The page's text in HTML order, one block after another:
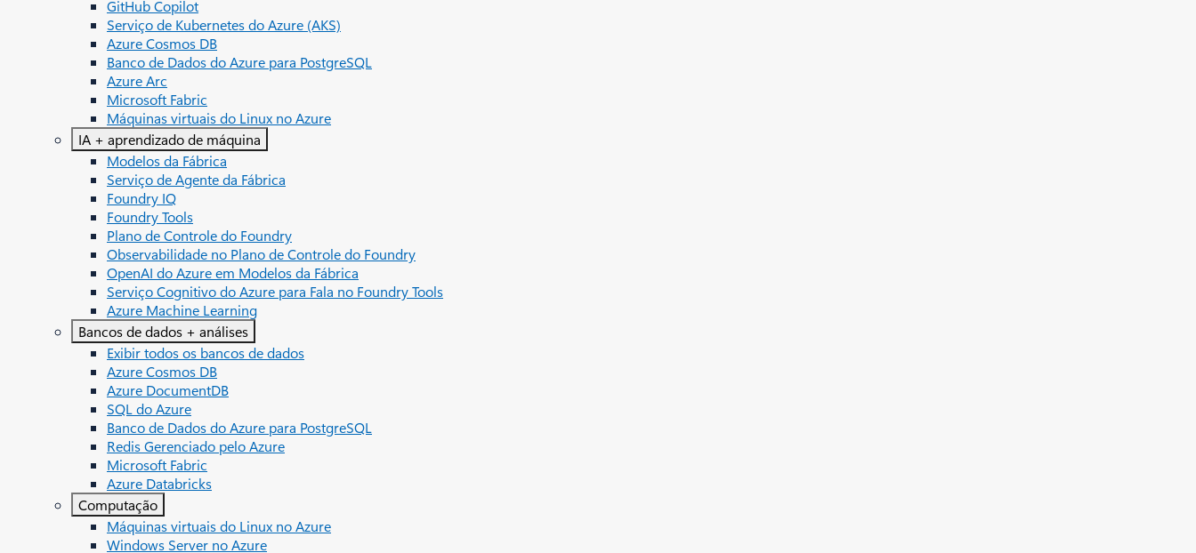
GitHub Copilot
Serviço de Kubernetes do Azure (AKS)
Azure Cosmos DB
Banco de Dados do Azure para PostgreSQL
Azure Arc​
Microsoft Fabric
Máquinas virtuais do Linux no Azure
IA + aprendizado de máquina
Modelos da Fábrica
Serviço de Agente da Fábrica
Foundry IQ
Foundry Tools
Plano de Controle do Foundry
Observabilidade no Plano de Controle do Foundry
OpenAI do Azure em Modelos da Fábrica
Serviço Cognitivo do Azure para Fala no Foundry Tools
Azure Machine Learning
Bancos de dados + análises
Exibir todos os bancos de dados
Azure Cosmos DB
Azure DocumentDB
SQL do Azure
Banco de Dados do Azure para PostgreSQL
Redis Gerenciado pelo Azure
Microsoft Fabric
Azure Databricks
Computação
Máquinas virtuais do Linux no Azure
Windows Server no Azure